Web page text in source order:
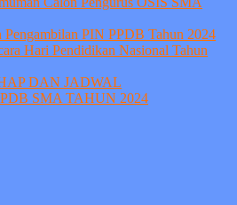
Pengambilan PIN PPDB Tahun 2024
Hari Pendidikan Nasional Tahun
DAN JADWAL
SMA TAHUN 2024